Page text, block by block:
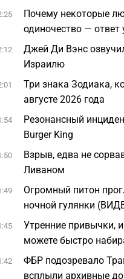
Почему некоторые
одиночество — ответ
Джей Ди Вэнс
Израилю
Три знака Зодиака,
августе 2026 года
Резонансный
Burger King
Взрыв, едва не
Ливаном
Огромный питон
ночной гулянки
Утренние привычки,
можете быстро
ФБР подозревало
всплыли архивные